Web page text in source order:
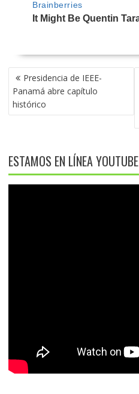
NAVEGACIÓN
DE
ENTRADAS
Presidencia de IEEE-
Panamá abre capítulo
histórico
ESTAMOS EN LÍNEA YOUTUBE